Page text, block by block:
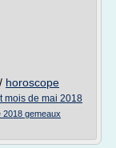
/ horoscope
mois de mai 2018
2018 gemeaux